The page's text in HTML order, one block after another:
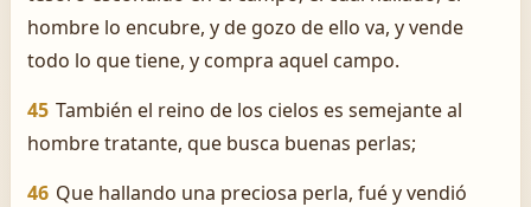
hombre lo encubre, y de gozo de ello va, y vende
todo lo que tiene, y compra aquel campo.
45 También el reino de los cielos es semejante al
hombre tratante, que busca buenas perlas;
46 Que hallando una preciosa perla, fué y vendió